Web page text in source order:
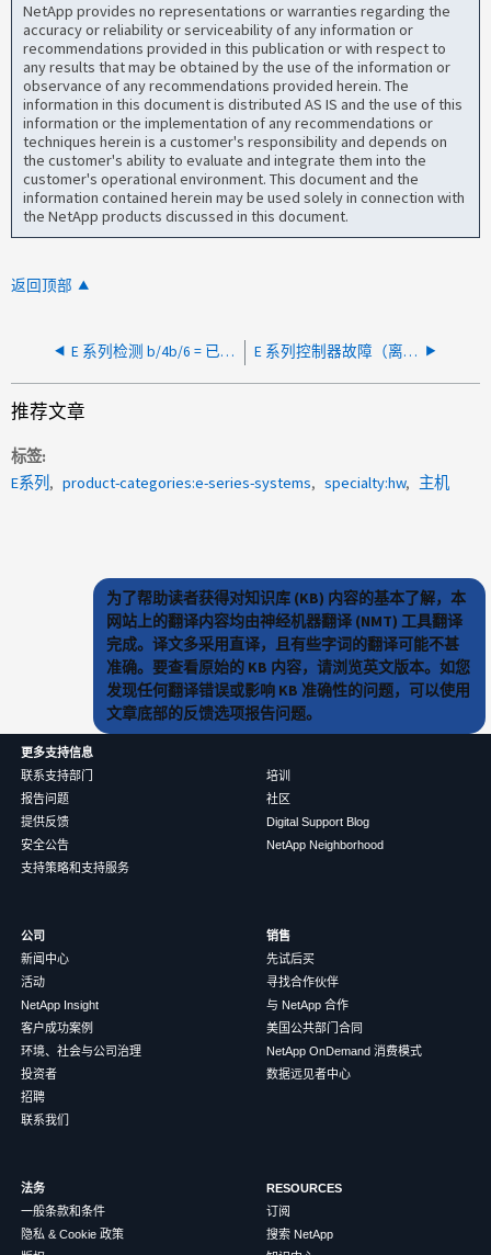
NetApp provides no representations or warranties regarding the
accuracy or reliability or serviceability of any information or
recommendations provided in this publication or with respect to
any results that may be obtained by the use of the information or
observance of any recommendations provided herein. The
information in this document is distributed AS IS and the use of this
information or the implementation of any recommendations or
techniques herein is a customer's responsibility and depends on
the customer's ability to evaluate and integrate them into the
customer's operational environment. This document and the
information contained herein may be used solely in connection with
the NetApp products discussed in this document.
返回顶部
E 系列检测 b/4b/6 = 已中止命令 - 启动程序响应超时 E 系列控制器故障（离线）
推荐文章
标签
E系列
product-categories:e-series-systems specialty:hw 主机
为了帮助读者获得对知识库 (KB) 内容的基本了解，本
网站上的翻译内容均由神经机器翻译 (NMT) 工具翻译
完成。译文多采用直译，且有些字词的翻译可能不甚
准确。要查看原始的 KB 内容，请浏览英文版本。如您
发现任何翻译错误或影响 KB 准确性的问题，可以使用
文章底部的反馈选项报告问题。
更多支持信息
联系支持部门
报告问题
提供反馈
安全公告
支持策略和支持服务
培训
社区
Digital Support Blog
NetApp Neighborhood
公司
新闻中心
活动
NetApp Insight
客户成功案例
环境、社会与公司治理
投资者
招聘
联系我们
销售
先试后买
寻找合作伙伴
与 NetApp 合作
美国公共部门合同
NetApp OnDemand 消费模式
数据远见者中心
法务
一般条款和条件
隐私 & Cookie 政策
RESOURCES
订阅
搜索 NetApp